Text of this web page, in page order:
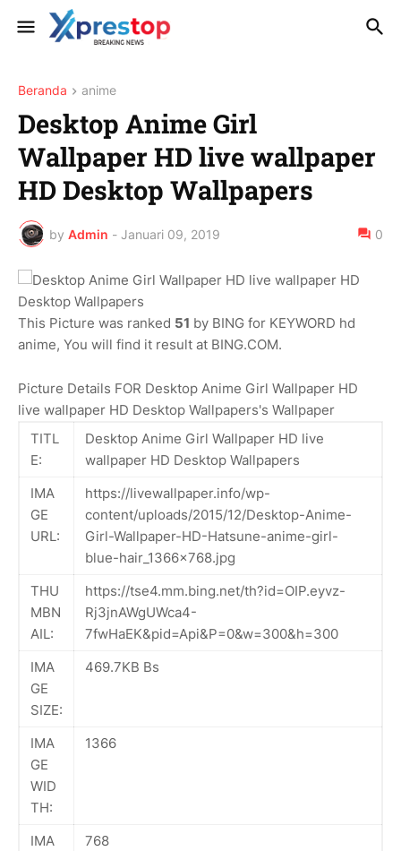
Beranda anime
Desktop Anime Girl
Wallpaper HD live wallpaper
HD Desktop Wallpapers
by Admin - Januari 09, 2019 0
This Picture was ranked 51 by BING for KEYWORD hd
anime, You will find it result at BING.COM.
Picture Details FOR Desktop Anime Girl Wallpaper HD
live wallpaper HD Desktop Wallpapers's Wallpaper
TITL
E:
Desktop Anime Girl Wallpaper HD live
wallpaper HD Desktop Wallpapers
IMA
GE
URL:
https://livewallpaper.info/wp-
content/uploads/2015/12/Desktop-Anime-
Girl-Wallpaper-HD-Hatsune-anime-girl-
blue-hair_1366x768.jpg
THU
MBN
AIL:
https://tse4.mm.bing.net/th?id=OIP.eyvz-
Rj3jnAWgUWca4-
7fwHaEK&pid=Api&P=0&w=300&h=300
IMA
GE
SIZE:
469.7KB Bs
IMA
GE
WID
TH:
1366
IMA
768